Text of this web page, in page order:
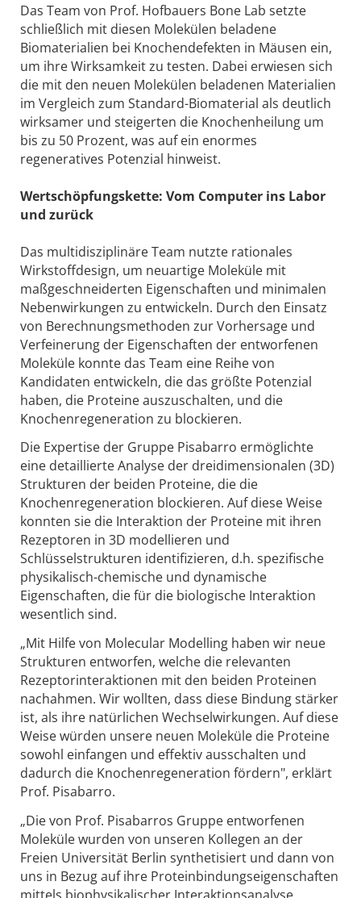
Das Team von Prof. Hofbauers Bone Lab setzte
schließlich mit diesen Molekülen beladene
Biomaterialien bei Knochendefekten in Mäusen ein,
um ihre Wirksamkeit zu testen. Dabei erwiesen sich
die mit den neuen Molekülen beladenen Materialien
im Vergleich zum Standard-Biomaterial als deutlich
wirksamer und steigerten die Knochenheilung um
bis zu 50 Prozent, was auf ein enormes
regeneratives Potenzial hinweist.
Wertschöpfungskette: Vom Computer ins Labor
und zurück
Das multidisziplinäre Team nutzte rationales
Wirkstoffdesign, um neuartige Moleküle mit
maßgeschneiderten Eigenschaften und minimalen
Nebenwirkungen zu entwickeln. Durch den Einsatz
von Berechnungsmethoden zur Vorhersage und
Verfeinerung der Eigenschaften der entworfenen
Moleküle konnte das Team eine Reihe von
Kandidaten entwickeln, die das größte Potenzial
haben, die Proteine auszuschalten, und die
Knochenregeneration zu blockieren.
Die Expertise der Gruppe Pisabarro ermöglichte
eine detaillierte Analyse der dreidimensionalen (3D)
Strukturen der beiden Proteine, die die
Knochenregeneration blockieren. Auf diese Weise
konnten sie die Interaktion der Proteine mit ihren
Rezeptoren in 3D modellieren und
Schlüsselstrukturen identifizieren, d.h. spezifische
physikalisch-chemische und dynamische
Eigenschaften, die für die biologische Interaktion
wesentlich sind.
„Mit Hilfe von Molecular Modelling haben wir neue
Strukturen entworfen, welche die relevanten
Rezeptorinteraktionen mit den beiden Proteinen
nachahmen. Wir wollten, dass diese Bindung stärker
ist, als ihre natürlichen Wechselwirkungen. Auf diese
Weise würden unsere neuen Moleküle die Proteine
sowohl einfangen und effektiv ausschalten und
dadurch die Knochenregeneration fördern", erklärt
Prof. Pisabarro.
„Die von Prof. Pisabarros Gruppe entworfenen
Moleküle wurden von unseren Kollegen an der
Freien Universität Berlin synthetisiert und dann von
uns in Bezug auf ihre Proteinbindungseigenschaften